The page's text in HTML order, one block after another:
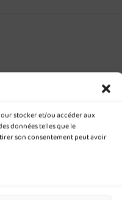
stocker et/ou accéder aux
données telles que le
son consentement peut avoir